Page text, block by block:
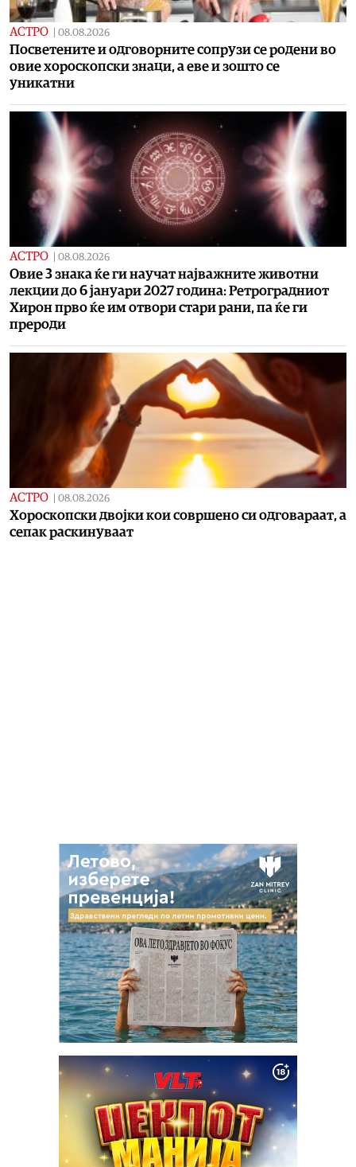
АСТРО 08.08.2026
Посветените и одговорните сопрузи се родени во
овие хороскопски знаци, а еве и зошто се
уникатни
АСТРО 08.08.2026
Овие 3 знака ќе ги научат најважните животни
лекции до 6 јануари 2027 година: Ретроградниот
Хирон прво ќе им отвори стари рани, па ќе ги
прероди
АСТРО 08.08.2026
Хороскопски двојки кои совршено си одговараат, а
сепак раскинуваат